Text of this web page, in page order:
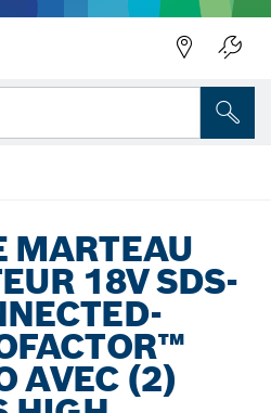
MARTEAU
18V SDS-
AVEC (2)